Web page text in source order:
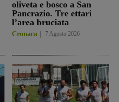
oliveta e bosco a San
Pancrazio. Tre ettari
l’area bruciata
Cronaca 7 Agosto 2026